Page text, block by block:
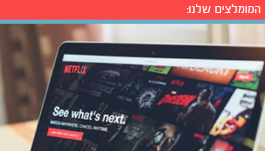
המומלצים שלנו: